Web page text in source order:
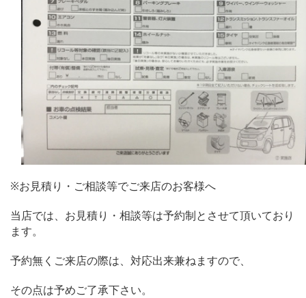
※お見積り・ご相談等でご来店のお客様へ
当店では、お見積り・相談等は予約制とさせて頂いており
ます。
予約無くご来店の際は、対応出来兼ねますので、
その点は予めご了承下さい。